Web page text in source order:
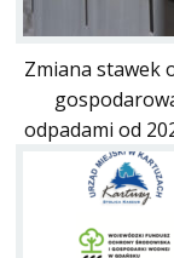
Zmiana stawek
odpadami od